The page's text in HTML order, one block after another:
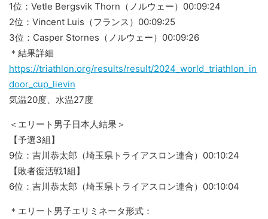
1位：Vetle Bergsvik Thorn（ノルウェー）00:09:24
2位：Vincent Luis（フランス）00:09:25
3位：Casper Stornes（ノルウェー）00:09:26
＊結果詳細
https://triathlon.org/results/result/2024_world_triathlon_in
door_cup_lievin
気温20度、水温27度
＜エリート男子日本人結果＞
【予選3組】
9位：吉川恭太郎（埼玉県トライアスロン連合）00:10:24
【敗者復活戦1組】
6位：吉川恭太郎（埼玉県トライアスロン連合）00:10:04
＊エリート男子エリミネータ形式：